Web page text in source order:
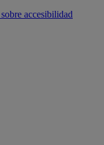
accesibilidad